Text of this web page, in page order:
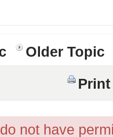
Older Topic
not have